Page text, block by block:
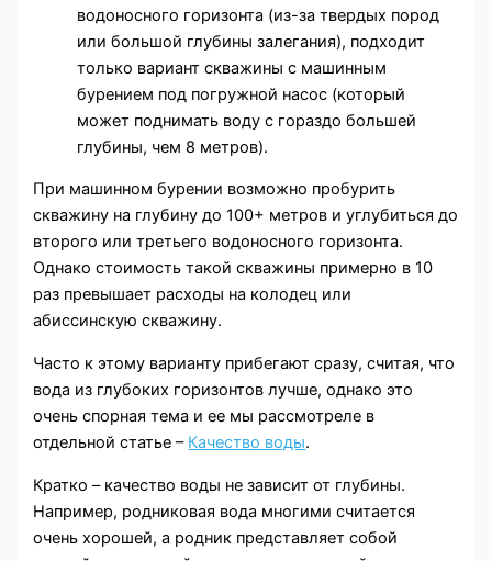
водоносного горизонта (из-за твердых пород
или большой глубины залегания), подходит
только вариант скважины с машинным
бурением под погружной насос (который
может поднимать воду с гораздо большей
глубины, чем 8 метров).
При машинном бурении возможно пробурить
скважину на глубину до 100+ метров и углубиться до
второго или третьего водоносного горизонта.
Однако стоимость такой скважины примерно в 10
раз превышает расходы на колодец или
абиссинскую скважину.
Часто к этому варианту прибегают сразу, считая, что
вода из глубоких горизонтов лучше, однако это
очень спорная тема и ее мы рассмотреле в
отдельной статье – Качество воды.
Кратко – качество воды не зависит от глубины.
Например, родниковая вода многими считается
очень хорошей, а родник представляет собой